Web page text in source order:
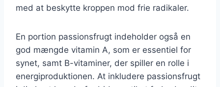
med at beskytte kroppen mod frie radikaler.
En portion passionsfrugt indeholder også en
god mængde vitamin A, som er essentiel for
synet, samt B-vitaminer, der spiller en rolle i
energiproduktionen. At inkludere passionsfrugt